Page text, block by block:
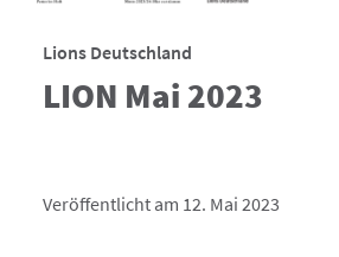
Lions Deutschland
LION Mai 2023
Veröffentlicht am 12. Mai 2023